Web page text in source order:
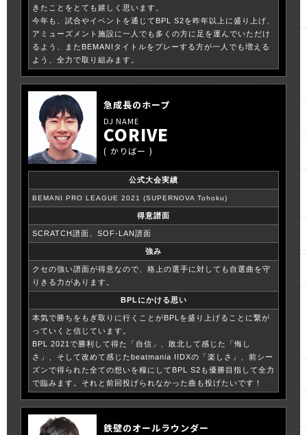
きたことをとても嬉しく思います。
今年も、試合やイベントを通じてBPL S2を昨年以上に盛り上げ、
アミューズメント施設に一人でも多くの方に足を運んでいただけ
るよう、またBEMANIタイトルをプレーする方が一人でも増える
よう、全力で取り組みます。
急成長のホープ
CORIVE
かりばー
公式大会実績
BEMANI PRO LEAGUE 2021 (SUPERNOVA Tohoku)
得意譜面
SCRATCH譜面、SOF-LAN譜面
強み
クセの強い譜面が得意なので、格上の選手に対しても自選曲を守
りきる力があります。
BPLにかける思い
本気で勝ちをもぎ取りに行くことがBPLを盛り上げることに繋が
っていくと信じています。
BPL 2021で勝利して得た「自信」、敗北して感じた「悔し
さ」、そして改めて感じたbeatmania IIDXの「楽しさ」、前シー
ズンで得られた全ての想いを糧にしてBPL S2も優勝目指して全力
で臨みます。それと前回投げられなかった曲も投げたいです！
鉄壁のオールラウンダー